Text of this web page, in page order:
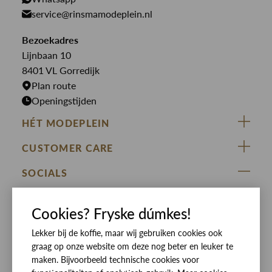
Butcher of Blue
Bekijk alle merken >
Jumpsuits
Jurken
Rokken
Overhemden
Truien
T-shirts
service@rinsmamodeplein.nl
Bezoekadres
Lijnbaan 10
8401 VL Gorredijk
Plan route
Openingstijden
HÉT MODEPLEIN
ZIJ VAN RINSMA
DE HEEREN VAN RINSMA
RINSMA.CONCEPTS
Eten en drinken
Openingstijden
Werken bij RINSMA
CUSTOMER CARE
Veelgestelde vragen
Betaalmethoden
Bezorgen
Contact
SOCIALS
Cookies? Fryske dúmkes!
Lekker bij de koffie, maar wij gebruiken cookies ook
graag op onze website om deze nog beter en leuker te
maken. Bijvoorbeeld technische cookies voor